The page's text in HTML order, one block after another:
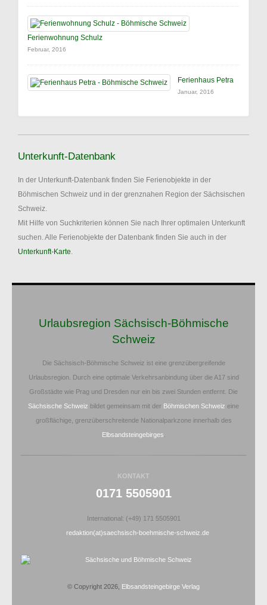
Ferienwohnung Schulz
Februar, 2016
Ferienhaus Petra
Januar, 2016
Unterkunft-Datenbank
In der Unterkunft-Datenbank finden Sie Ferienobjekte in der
Böhmischen Schweiz und in der grenznahen Region der Sächsischen
Schweiz.
Mit Hilfe von Suchkriterien können Sie nach Ihrer optimalen Unterkunft
suchen. Alle Ferienobjekte der Datenbank finden Sie auch in der
Unterkunft-Karte.
Urlaubsregion Sächsisch-Böhmische
Schweiz
Die Sächsisch-Böhmische Schweiz ist eine grenzübergreifende
Urlaubsregion. Durch eine optimale Verkehrsanbindung über die A17 sind
Großstädte wie Prag und Dresden nur ein bis zwei Stunden entfernt. Die
Sächsische Schweiz bildet gemeinsam mit der Böhmischen Schweiz eine
großflächige, grenzüberschreitende Nationalparkzone innerhalb des
Elbsandsteingebirges
KONTAKT
0171 5505901
International: (+49) 171 5505901
redaktion(at)saechsisch-boehmische-schweiz.de
© Copyright 2026, Elbsandsteingebirge Verlag